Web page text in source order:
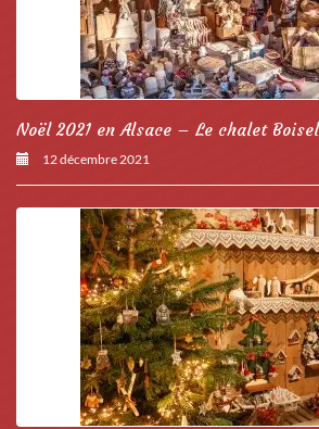
Noël 2021 en Alsace – Le chalet
12 décembre 2021